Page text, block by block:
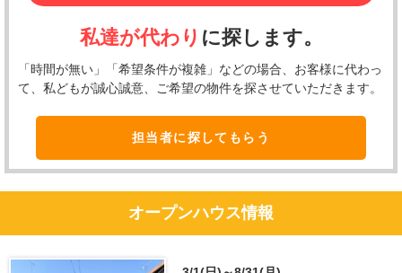
私達が代わり に探します。
「時間が無い」「希望条件が複雑」などの場合、お客様に代わっ
て、私どもが誠心誠意、ご希望の物件を探させていただきます。
担当者に探してもらう
オープンハウス情報